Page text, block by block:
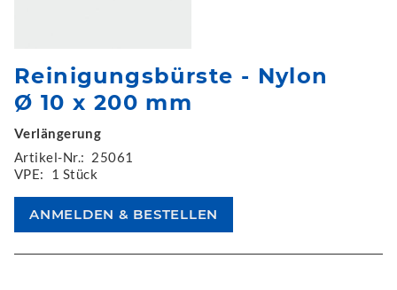
Reinigungsbürste - Nylon
Ø 10 x 200 mm
Verlängerung
Artikel-Nr.: 25061
VPE:
1 Stück